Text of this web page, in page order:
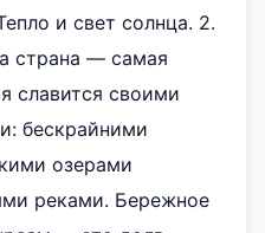
и свет солнца. 2.
страна — самая
славится своими
бескрайними
озерами
реками. Бережное